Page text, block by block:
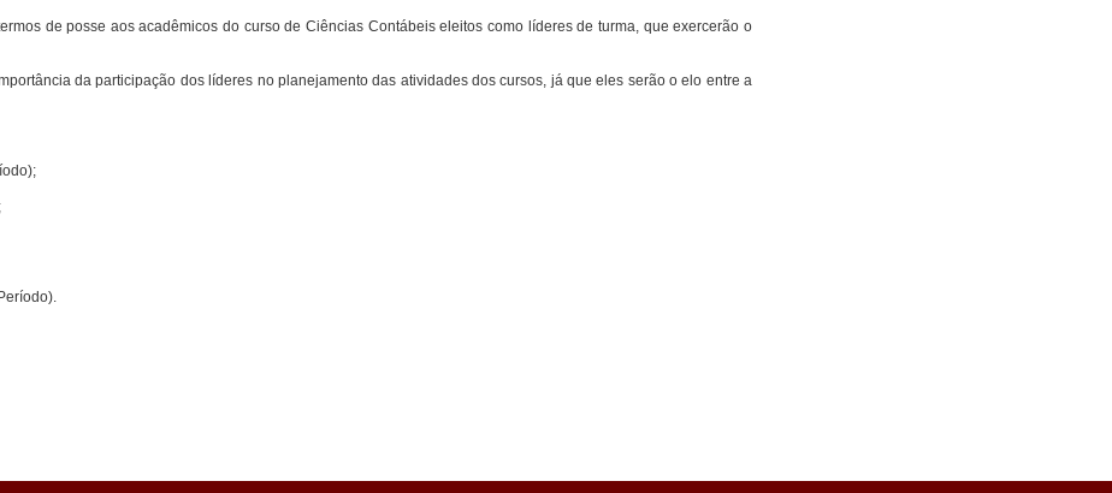
de posse aos acadêmicos do curso de Ciências Contábeis eleitos como líderes de turma, que exercerão o
da participação dos líderes no planejamento das atividades dos cursos, já que eles serão o elo entre a